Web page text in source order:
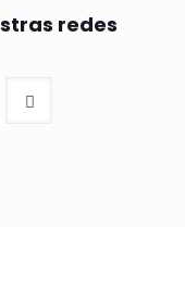
redes